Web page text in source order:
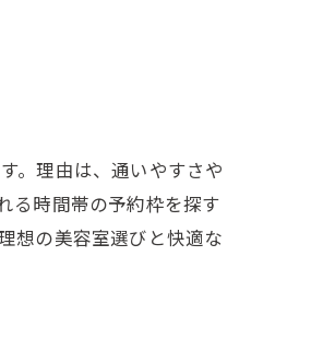
。理由は、通いやすさや
る時間帯の予約枠を探す
想の美容室選びと快適な